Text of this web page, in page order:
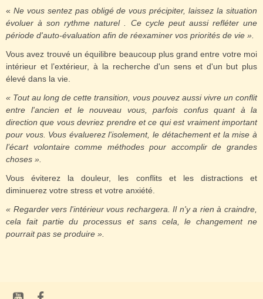
« Ne vous sentez pas obligé de vous précipiter, laissez la situation
évoluer à son rythme naturel . Ce cycle peut aussi refléter une
période d'auto-évaluation afin de réexaminer vos priorités de vie ».
Vous avez trouvé un équilibre beaucoup plus grand entre votre moi
intérieur et l’extérieur, à la recherche d'un sens et d'un but plus
élevé dans la vie.
« Tout au long de cette transition, vous pouvez aussi vivre un conflit
entre l'ancien et le nouveau vous, parfois confus quant à la
direction que vous devriez prendre et ce qui est vraiment important
pour vous. Vous évaluerez l'isolement, le détachement et la mise à
l’écart volontaire comme méthodes pour accomplir de grandes
choses ».
Vous éviterez la douleur, les conflits et les distractions et
diminuerez votre stress et votre anxiété.
« Regarder vers l'intérieur vous rechargera. Il n'y a rien à craindre,
cela fait partie du processus et sans cela, le changement ne
pourrait pas se produire ».